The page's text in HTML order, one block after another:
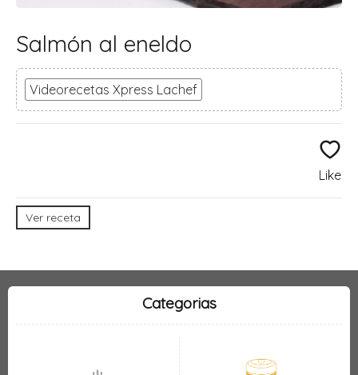
Salmón al eneldo
Videorecetas Xpress Lachef
Like
Ver receta
Categorias